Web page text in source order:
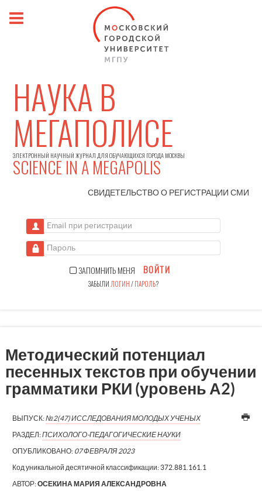
НАУКА В
МЕГАПОЛИСЕ
ЭЛЕКТРОННЫЙ НАУЧНЫЙ ЖУРНАЛ ДЛЯ ОБУЧАЮЩИХСЯ ГОРОДА МОСКВЫ
SCIENCE IN A MEGAPOLIS
СВИДЕТЕЛЬСТВО О РЕГИСТРАЦИИСМИ
Email при регистрации
Пароль
ЗАПОМНИТЬ МЕНЯ ВОЙТИ
ЗАБЫЛИ ЛОГИН/ПАРОЛЬ?
Методический потенциал
песенных текстов при обучении
грамматики РКИ (уровень А2)
ВЫПУСК:№2(47) ИССЛЕДОВАНИЯ МОЛОДЫХ УЧЕНЫХ
РАЗДЕЛ:ПСИХОЛОГО-ПЕДАГОГИЧЕСКИЕ НАУКИ
ОПУБЛИКОВАНО: 07 ФЕВРАЛЯ 2023
Код уникальной десятичной классификации: 372.881.161.1
АВТОР:ОСЕКИНА МАРИЯ АЛЕКСАНДРОВНА